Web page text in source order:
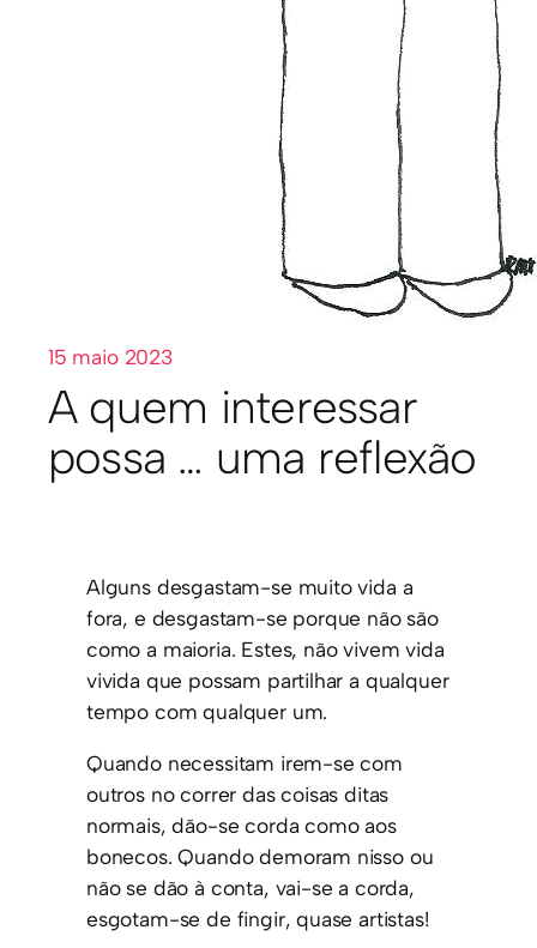
15 maio 2023
A quem interessar
possa … uma reflexão
Alguns desgastam-se muito vida a
fora, e desgastam-se porque não são
como a maioria. Estes, não vivem vida
vivida que possam partilhar a qualquer
tempo com qualquer um.
Quando necessitam irem-se com
outros no correr das coisas ditas
normais, dão-se corda como aos
bonecos. Quando demoram nisso ou
não se dão à conta, vai-se a corda,
esgotam-se de fingir, quase artistas!